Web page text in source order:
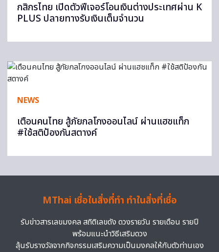
กสิกรไทย เปิดตัวฟีเจอร์โอนเงินต่างประเทศผ่าน K
PLUS ปลายทางรับเงินเต็มจำนวน
NEWS
เตือนคนไทย สู้ภัยกลโกงออนไลน์ ผ่านแฮชแท็ก
#ใช้สติป้องกันสตางค์
MThai เชื่อในสิ่งที่ทำ ทำในสิ่งที่เชื่อ
รับข่าวสารเลขมงคล สถิติเลขดัง ดวงรายวัน รายเดือน รายปี
พร้อมแนะนำวิธีเสริมดวง
ลุ้นรับรางวัลจากกิจกรรมเสริมความเป็นมงคลให้กับตัวท่านเอง